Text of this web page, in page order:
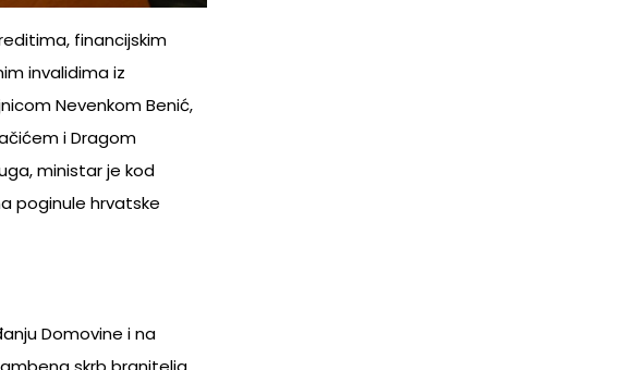
financijskim
invalidima iz
Nevenkom Benić,
i Dragom
ministar je kod
poginule hrvatske
Domovine i na